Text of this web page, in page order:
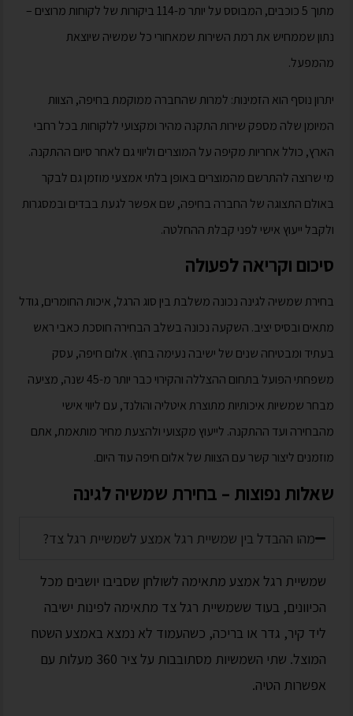
מתוך 5 כוכבים, המבוסס על יותר מ-114 ביקורות של לקוחות מרוצים –
נתון שממחיש את רמת השירות שמאחורי כל שמשיה שיוצאת
מהמפעל.
יתרון נוסף הוא הזמינות: למרות שהחברה ממוקמת בחיפה, הצוות
המיומן שלה מספק שירות התקנה מהיר ומקצועי ללקוחות בכל רחבי
הארץ, כולל אחריות מקיפה על המוצרים וליווי גם לאחר סיום ההתקנה.
מי שרוצה להתרשם מהמוצרים באופן בלתי אמצעי מוזמן גם לבקר
באולם התצוגה של החברה בחיפה, שם אפשר לגעת בבדים ובמסגרות
ולקבל ייעוץ אישי לפני קבלת ההחלטה.
סיכום וקריאה לפעולה
בחירת שמשיה לגינה נכונה משלבת בין סוג הרגל, איכות החומרים, גודל
מתאים ובסיס יציב. השקעה נכונה בשלב הבחירה חוסכת כאבי ראש
בעתיד ומבטיחה שנים של ישיבה נעימה בחוץ. אלום חיפה, עסק
משפחתי הפועל בתחום ההצללה והקירוי כבר יותר מ-45 שנה, מציעה
מבחר שמשיות איכותיות מתוצרת איטליה והולנד, עם ליווי אישי
מהבחירה ועד ההתקנה. לייעוץ מקצועי ולהצעת מחיר מותאמת, אתם
מוזמנים ליצור קשר עם הצוות של אלום חיפה עוד היום.
שאלות נפוצות – בחירת שמשיה לגינה
מהו ההבדל בין שמשיית רגל אמצע לשמשיית רגל צד?
שמשיית רגל אמצע מתאימה לשולחן שסביבו יושבים מכל
הכיוונים, בעוד ששמשיית רגל צד מתאימה לפינות ישיבה
ליד קיר, גדר או בריכה, כשהעמוד לא נמצא באמצע השטח
המוצל. שתי השמשיות מסתובבות על ציר 360 מעלות עם
אפשרות הטיה.